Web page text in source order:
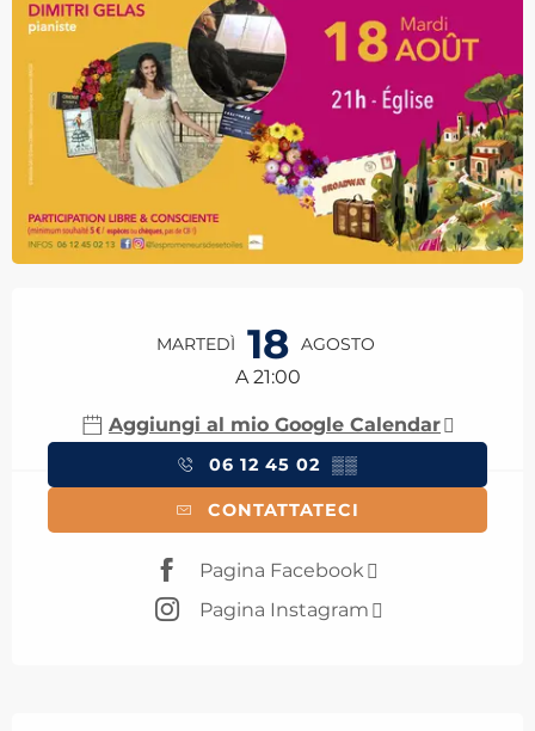
MARTEDÌ 18 AGOSTO
A 21:00
Aggiungi al mio Google Calendar
06 12 45 02 ▒▒
CONTATTATECI
Pagina Facebook
Pagina Instagram